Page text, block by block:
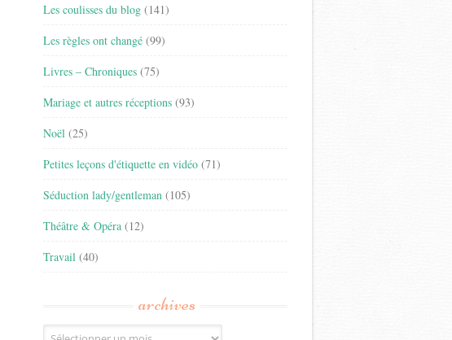
Les coulisses du blog (141)
Les règles ont changé (99)
Livres – Chroniques (75)
Mariage et autres réceptions (93)
Noël (25)
Petites leçons d'étiquette en vidéo (71)
Séduction lady/gentleman (105)
Théâtre & Opéra (12)
Travail (40)
archives
Archives